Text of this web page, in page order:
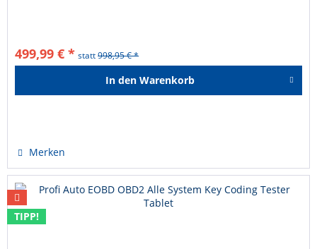
499,99 € * statt998,95 € *
In den Warenkorb
Merken
TIPP!